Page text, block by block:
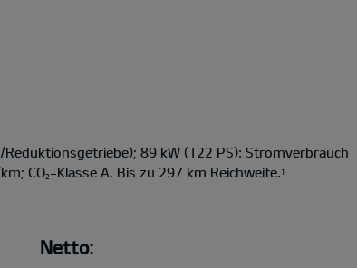
89 kW (122 PS): Stromverbrauch
CO2 -Klasse A. Bis zu 297 km Reichweite. 1
Netto: